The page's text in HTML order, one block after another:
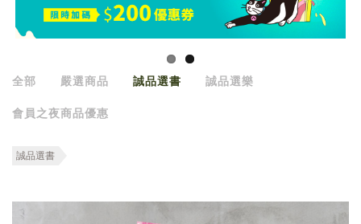
全部 嚴選商品 誠品選書 誠品選樂
會員之夜商品優惠
誠品選書